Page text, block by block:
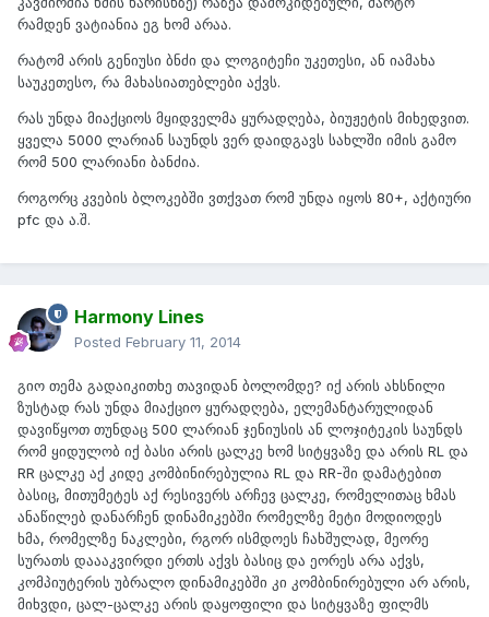
რამდენ ვატიანია ეგ ხომ არაა.
რატომ არის გენიუსი ბნძი და ლოგიტეჩი უკეთესი, ან იამახა
საუკეთესო, რა მახასიათებლები აქვს.
რას უნდა მიაქციოს მყიდველმა ყურადღება, ბიუჟეტის მიხედვით.
ყველა 5000 ლარიან საუნდს ვერ დაიდგავს სახლში იმის გამო
რომ 500 ლარიანი ბანძია.
როგორც კვების ბლოკებში ვთქვათ რომ უნდა იყოს 80+, აქტიური
pfc და ა.შ.
Harmony Lines
Posted February 11, 2014
გიო თემა გადაიკითხე თავიდან ბოლომდე? იქ არის ახსნილი
ზუსტად რას უნდა მიაქციო ყურადღება, ელემანტარულიდან
დავიწყოთ თუნდაც 500 ლარიან ჯენიუსის ან ლოჯიტეკის საუნდს
რომ ყიდულობ იქ ბასი არის ცალკე ხომ სიტყვაზე და არის RL და
RR ცალკე აქ კიდე კომბინირებულია RL და RR-ში დამატებით
ბასიც, მითუმეტეს აქ რესივერს არჩევ ცალკე, რომელითაც ხმას
ანაწილებ დანარჩენ დინამიკებში რომელზე მეტი მოდიოდეს
ხმა, რომელზე ნაკლები, რგორ ისმდოეს ჩახშულად, მეორე
სურათს დაააკვირდი ერთს აქვს ბასიც და ეორეს არა აქვს,
კომპიუტერის უბრალო დინამიკებში კი კომბინირებული არ არის,
მიხვდი, ცალ-ცალკე არის დაყოფილი და სიტყვაზე ფილმს